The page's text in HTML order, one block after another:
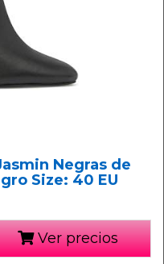
Negras de
Size: 40 EU
Ver precios